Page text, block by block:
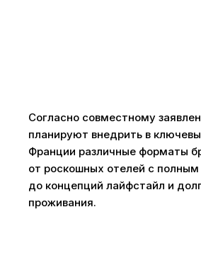
Согласно совместному
планируют внедрить в
Франции различные форматы
от роскошных отелей с
до концепций лайфстайл и
проживания.